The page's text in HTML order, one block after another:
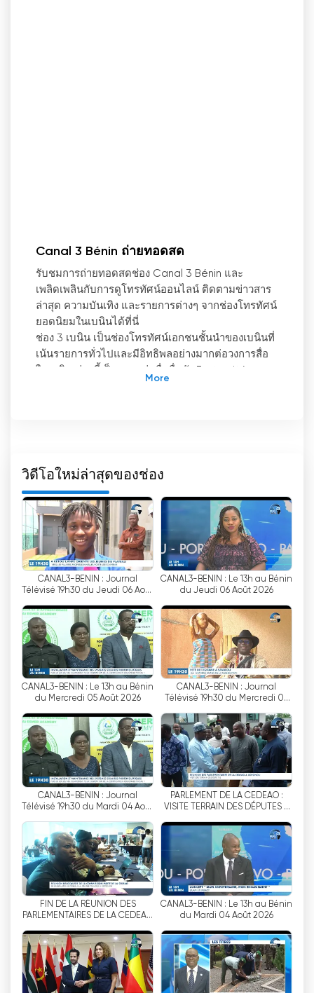
Canal 3 Bénin ถ่ายทอดสด
รับชมการถ่ายทอดสดช่อง Canal 3 Bénin และ
เพลิดเพลินกับการดูโทรทัศน์ออนไลน์ ติดตามข่าวสาร
ล่าสุด ความบันเทิง และรายการต่างๆ จากช่องโทรทัศน์
ยอดนิยมในเบนินได้ที่นี่
ช่อง 3 เบนิน เป็นช่องโทรทัศน์เอกชนชั้นนำของเบนินที่
เน้นรายการทั่วไปและมีอิทธิพลอย่างมากต่อวงการสื่อ
สามารถในการตอบสนองความต้องการที่เปลี่ยนแปลง
ไปของผู้ชมด้วยการนำเสนอรายการสดทางออนไลน์
ความก้าวหน้าทางเทคโนโลยีนี้ได้ปฏิวัติวิธีการรับชม
โทรทัศน์ของผู้คน ทำให้พวกเขาสามารถเข้าถึงรายการ
โปรดและข่าวสารต่างๆ ได้ทุกที่ทุกเวลา การให้บริการ
ถ่ายทอดสดทำให้ช่อง 3 เบนินมั่นใจได้ว่าผู้ชมจะไม่
พลาดเหตุการณ์สำคัญหรือข่าวสารด่วนใดๆ แม้ว่าพวก
เขาจะกำลังเดินทางอยู่ก็ตาม
การถ่ายทอดสดทางออนไลน์ยังเปิดโอกาสใหม่ๆ ให้กับ
ผู้ที่ชื่นชอบการรับชมโทรทัศน์ออนไลน์ ด้วยการคลิก
เพียงไม่กี่ครั้ง ผู้ชมก็สามารถเพลิดเพลินกับเนื้อหาที่
หลากหลายที่ช่อง Canal 3 Benin นำเสนอ ไม่ว่าจะ
เป็น...-ไม่ว่าจะเป็นรายการข่าวที่ให้ความรู้ รายการ
สนทนาที่น่าสนใจ ละครที่ดึงดูดใจ หรือการแข่งขันกีฬา
ติดตามรายการโทรทัศน์ที่ชื่นชอบได้ง่ายขึ้น โดย
เฉพาะในยุคดิจิทัลที่แพลตฟอร์มออนไลน์ได้รับความ
นิยมอย่างมาก
การเปิดตัวการถ่ายทอดสดของช่อง Canal 3 Benin
เป็นเครื่องพิสูจน์ถึงศักยภาพของช่องนี้-ความมุ่งมั่น
ของ Canal 3 Benin ในการปรับตัวให้เข้ากับภูมิทัศน์
สื่อที่เปลี่ยนแปลงไปและเปิดรับเทคโนโลยีใหม่ๆ ด้วย
การยอมรับการเปลี่ยนแปลงทางดิจิทัลนี้ Canal 3
Benin ไม่เพียงแต่ขยายฐานผู้ชมเท่านั้น แต่ยังยกระดับ
ประสบการณ์การรับชมโดยรวมสำหรับผู้ชมอีกด้วย
เป็นที่น่าสังเกตว่า การจัดสรรคลื่นความถี่ใหม่ให้กับ
สถานีโทรทัศน์และวิทยุในปี 2556 ซึ่งริเริ่มโดยหน่วย
งานกำกับดูแลด้านสื่อภาพและเสียงระดับสูง (HAAC) มี
บทบาทสำคัญอย่างยิ่งต่อการขยายตัวของช่อง 3 เบนิน
และสื่ออื่นๆ โอกาสนี้เปิดโอกาสให้กลุ่มต่างๆ บริษัท ผู้
วิดีโอใหม่ล่าสุดของช่อง
CANAL3-BENIN : Journal
Télévisé 19h30 du Jeudi 06 Août
CANAL3-BENIN : Le 13h au Bénin
du Jeudi 06 Août 2026
CANAL3-BENIN : Le 13h au Bénin
du Mercredi 05 Août 2026
CANAL3-BENIN : Journal
Télévisé 19h30 du Mercredi 05
CANAL3-BENIN : Journal
Télévisé 19h30 du Mardi 04 Août
PARLEMENT DE LA CEDEAO :
VISITE TERRAIN DES DÉPUTES A
FIN DE LA RÉUNION DES
PARLEMENTAIRES DE LA CEDEAO
CANAL3-BENIN : Le 13h au Bénin
du Mardi 04 Août 2026